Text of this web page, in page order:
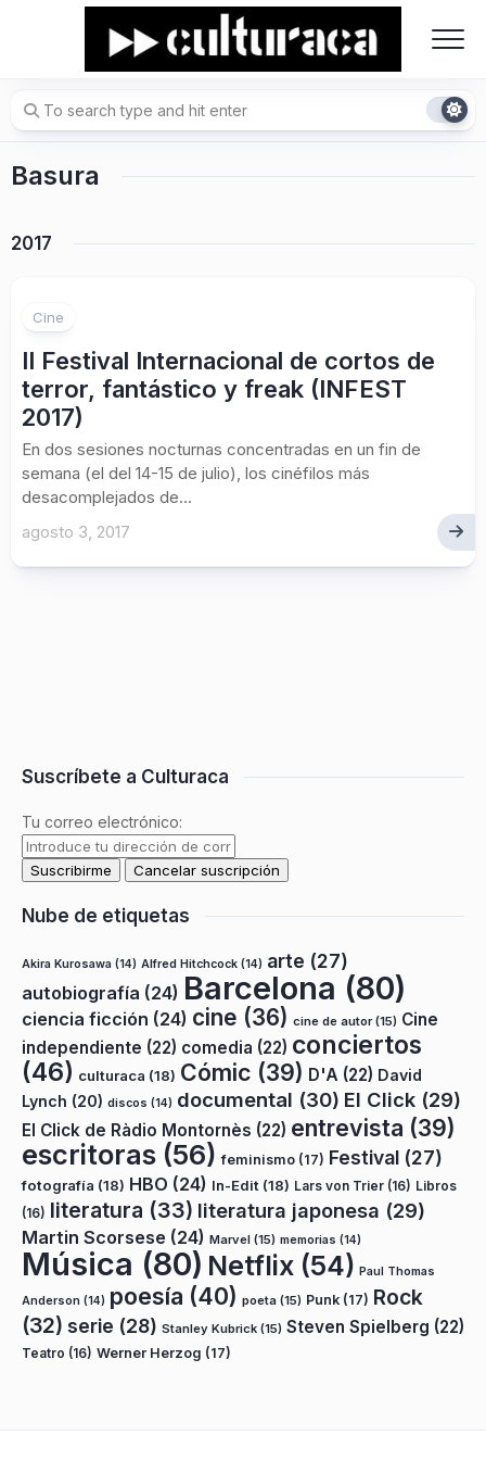
Basura
2017
Cine
II Festival Internacional de cortos de
terror, fantástico y freak (INFEST
2017)
En dos sesiones nocturnas concentradas en un fin de
semana (el del 14-15 de julio), los cinéfilos más
desacomplejados de...
agosto 3, 2017
Suscríbete a Culturaca
Tu correo electrónico:
Nube de etiquetas
Akira Kurosawa (14) Alfred Hitchcock (14) arte (27)
autobiografía (24) Barcelona (80)
ciencia ficción (24) cine (36) cine de autor(15) Cine
independiente (22) comedia (22) conciertos
(46) culturaca (18) Cómic (39) D'A (22) David
Lynch (20) discos (14) documental (30) El Click (29)
El Click de Ràdio Montornès (22) entrevista (39)
escritoras (56) feminismo (17) Festival (27)
fotografía (18) HBO (24) In-Edit (18) Lars von Trier (16) Libros
(16) literatura (33) literatura japonesa (29)
Martin Scorsese (24) Marvel (15) memorias (14)
Música (80) Netflix (54) Paul Thomas
Anderson (14) poesía (40) poeta (15) Punk (17) Rock
(32) serie (28) Stanley Kubrick (15) Steven Spielberg (22)
Teatro (16) Werner Herzog (17)